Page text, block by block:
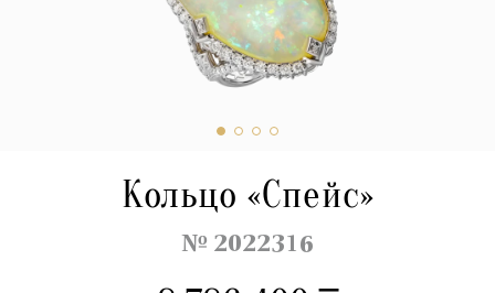
Кольцо «Спейс»
№ 2022316